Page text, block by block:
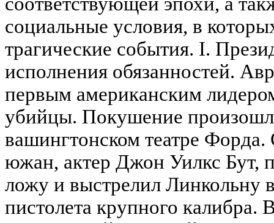
социальные условия, в
трагические события. I.
исполнения обязанностей.
первым американским
убийцы. Покушение
вашингтонском театре
южан, актер Джон Уилкс Бут,
ложу и выстрелил Линкольну
пистолета крупного калибра.